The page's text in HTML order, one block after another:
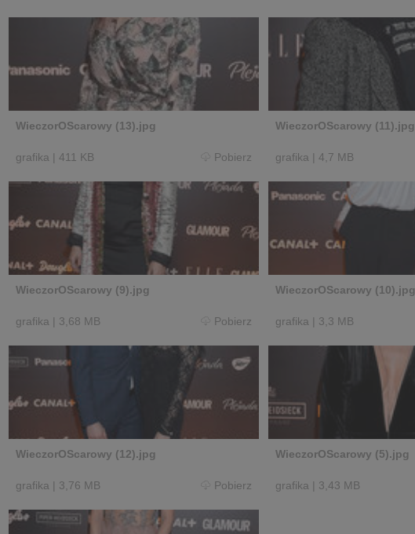
WieczorOScarowy (13).jpg
grafika | 411 KB Pobierz
WieczorOScarowy (11).jpg
grafika | 4,7 MB
WieczorOScarowy (9).jpg
grafika | 3,68 MB Pobierz
WieczorOScarowy (10).jpg
grafika | 3,3 MB
WieczorOScarowy (12).jpg
grafika | 3,76 MB Pobierz
WieczorOScarowy (5).jpg
grafika | 3,43 MB